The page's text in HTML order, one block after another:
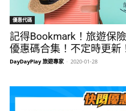
優惠代碼
記得Bookmark！旅遊保
優惠碼合集！不定時更新
DayDayPlay 旅遊專家 - 2020-01-28